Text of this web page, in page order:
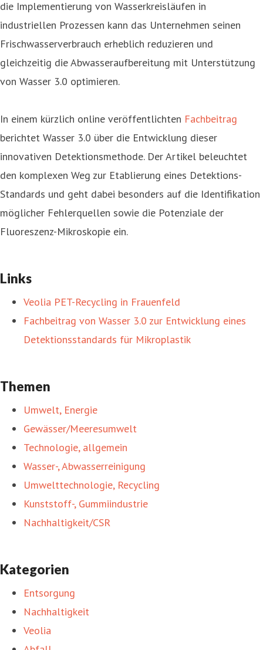
die Implementierung von Wasserkreisläufen in
industriellen Prozessen kann das Unternehmen seinen
Frischwasserverbrauch erheblich reduzieren und
gleichzeitig die Abwasseraufbereitung mit Unterstützung
von Wasser 3.0 optimieren.
In einem kürzlich online veröffentlichten Fachbeitrag
berichtet Wasser 3.0 über die Entwicklung dieser
innovativen Detektionsmethode. Der Artikel beleuchtet
den komplexen Weg zur Etablierung eines Detektions-
Standards und geht dabei besonders auf die Identifikation
möglicher Fehlerquellen sowie die Potenziale der
Fluoreszenz-Mikroskopie ein.
Links
Veolia PET-Recycling in Frauenfeld
Fachbeitrag von Wasser 3.0 zur Entwicklung eines
Detektionsstandards für Mikroplastik
Themen
Umwelt, Energie
Gewässer/Meeresumwelt
Technologie, allgemein
Wasser-, Abwasserreinigung
Umwelttechnologie, Recycling
Kunststoff-, Gummiindustrie
Nachhaltigkeit/CSR
Kategorien
Entsorgung
Nachhaltigkeit
Veolia